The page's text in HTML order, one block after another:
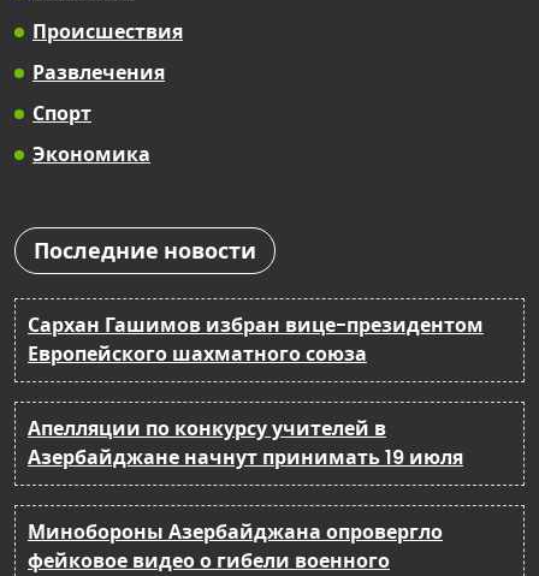
Происшествия
Развлечения
Спорт
Экономика
Последние новости
Сархан Гашимов избран вице-президентом
Европейского шахматного союза
Апелляции по конкурсу учителей в
Азербайджане начнут принимать 19 июля
Минобороны Азербайджана опровергло
фейковое видео о гибели военного